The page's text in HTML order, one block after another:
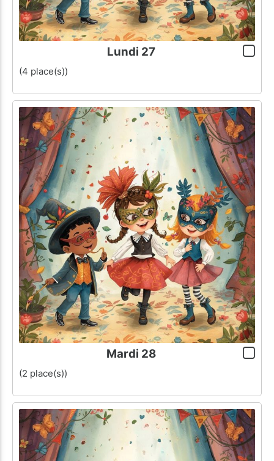
Lundi 27
(4 place(s))
Mardi 28
(2 place(s))